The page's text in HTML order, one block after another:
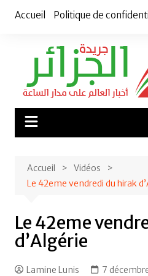
Accueil Politique de
Accueil
Vidéos
Le 42eme vendredi du hirak
Le 42eme
d’Algérie
Lamine Lunis 7